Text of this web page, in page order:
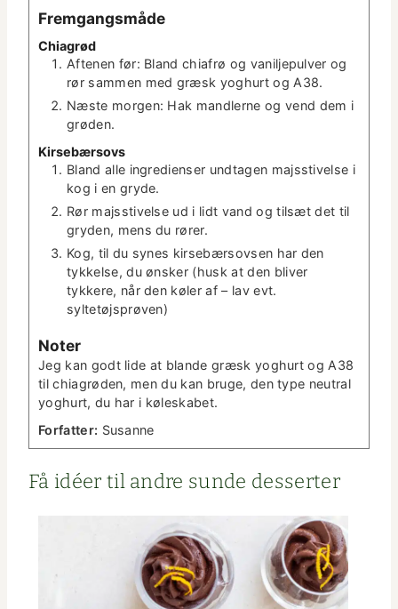
Frem­gangsmåde
Chi­a­grød
Afte­nen før: Bland chi­afrø og vanil­jepul­ver og
rør sam­men med græsk yoghurt og A38.
Næste mor­gen: Hak man­dlerne og vend dem i
grøden.
Kirse­bærsovs
Bland alle ingre­di­enser und­ta­gen majsstivelse i
kog i en gryde.
Rør majsstivelse ud i lidt vand og tilsæt det til
gry­den, mens du rører.
Kog, til du synes kirse­bærsovsen har den
tykkelse, du ønsker (husk at den bliv­er
tykkere, når den køler af – lav evt.
syltetøjsprøven)
Not­er
Jeg kan godt lide at blande græsk yoghurt og A38
til chi­a­grø­den, men du kan bruge, den type neu­tral
yoghurt, du har i køleskabet.
For­fat­ter: Susanne
Få idéer til andre sunde desserter